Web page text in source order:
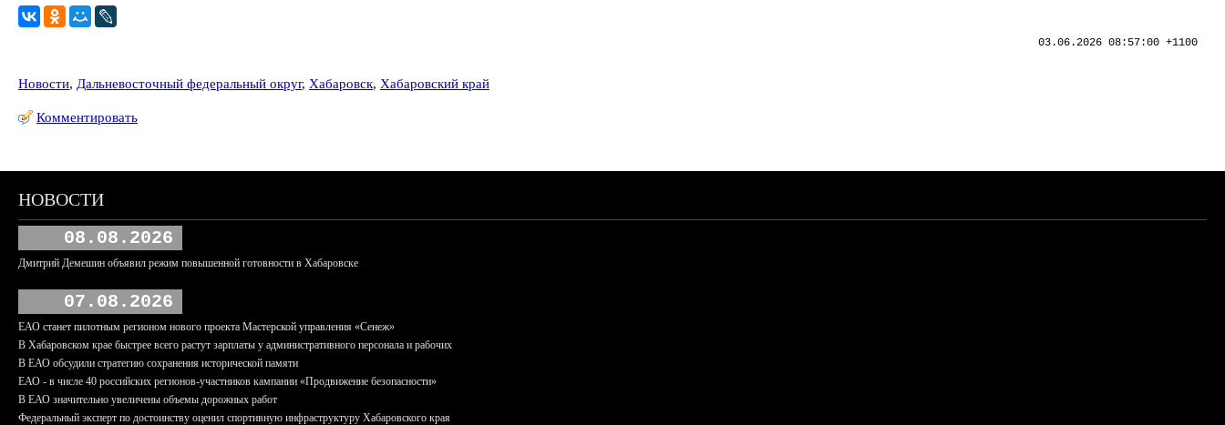
03.06.2026 08:57:00 +1100
Новости, Дальневосточный федеральный округ, Хабаровск, Хабаровский край
Комментировать
НОВОСТИ
08.08.2026
Дмитрий Демешин объявил режим повышенной готовности в Хабаровске
07.08.2026
ЕАО станет пилотным регионом нового проекта Мастерской управления «Сенеж»
В Хабаровском крае быстрее всего растут зарплаты у административного персонала и рабочих
В ЕАО обсудили стратегию сохранения исторической памяти
ЕАО - в числе 40 российских регионов-участников кампании «Продвижение безопасности»
В ЕАО значительно увеличены объемы дорожных работ
Федеральный эксперт по достоинству оценил спортивную инфраструктуру Хабаровского края